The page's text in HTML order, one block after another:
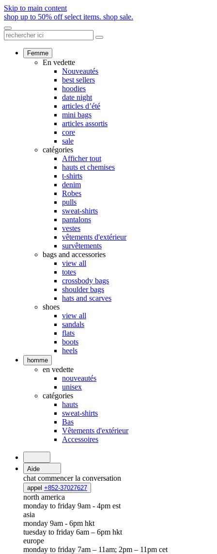
Skip to main content
shop up to 50% off select items. shop sale.
Femme
En vedette
Nouveautés
best sellers
hoodies
date night
articles d’été
mini bags
articles assortis
core
sale
catégories
Afficher tout
hauts et chemises
t-shirts
denim
Robes
pulls
sweat-shirts
pantalons
vestes
vêtements d'extérieur
survêtements
bags and accessories
view all
totes
crossbody bags
shoulder bags
hats and scarves
shoes
view all
sandals
flats
boots
heels
homme
en vedette
nouveautés
unisex
catégories
hauts
sweat-shirts
Bas
Vêtements d'extérieur
Accessoires
Aide
chat commencer la conversation
appel +852-37027627
north america
monday to friday 9am - 4pm est
asia
monday 9am - 6pm hkt
tuesday to friday 6am – 6pm hkt
europe
monday to friday 7am – 11am; 2pm – 11pm cet